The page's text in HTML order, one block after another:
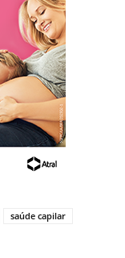
saúde capilar